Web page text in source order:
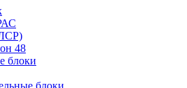
48
блоки
блоки